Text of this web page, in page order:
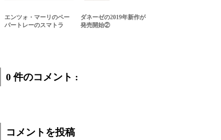
エンツォ・マーリのペー
パートレーのスマトラ
ダネーゼの2019年新作が
発売開始②
0 件のコメント :
コメントを投稿